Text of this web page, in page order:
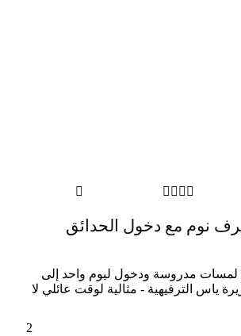
   

ﻧﻮم ﻣﻊ دﺧﻮل اﻟﺤﺪاﺋﻖ
ﻣﺪروﺳﺔ ودﺧﻮل ﻟﻴﻮم واﺣﺪ إﻟﻰ
ﻳﺎس اﻟﺘﺮﻓﻴﻬﻴﺔ - ﻣﺜﺎﻟﻴﺔ ﻟﻮﻗﺖ ﻋﺎﺋﻠﻲ لا
2